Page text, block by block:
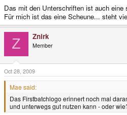
Das mit den Unterschriften ist auch eine
Für mich ist das eine Scheune... steht
Z Znirk
Member
Oct 28, 2009
Mae said:
Das Firstbatchlogo erinnert noch mal
und unterwegs gut nutzen kann - oder